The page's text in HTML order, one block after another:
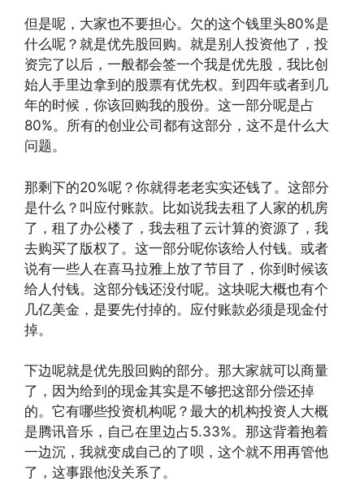
但是呢，大家也不要担心。欠的这个钱里头80%是
什么呢？就是优先股回购。就是别人投资他了，投
资完了以后，一般都会签一个我是优先股，我比创
始人手里边拿到的股票有优先权。到四年或者到几
年的时候，你该回购我的股份。这一部分呢是占
80%。所有的创业公司都有这部分，这不是什么大
问题。
那剩下的20%呢？你就得老老实实还钱了。这部分
是什么？叫应付账款。比如说我去租了人家的机房
了，租了办公楼了，我去租了云计算的资源了，我
去购买了版权了。这一部分呢你该给人付钱。或者
说有一些人在喜马拉雅上放了节目了，你到时候该
给人付钱。这部分钱还没付呢。这块呢大概也有个
几亿美金，是要先付掉的。应付账款必须是现金付
掉。
下边呢就是优先股回购的部分。那大家就可以商量
了，因为给到的现金其实是不够把这部分偿还掉
的。它有哪些投资机构呢？最大的机构投资人大概
是腾讯音乐，自己在里边占5.33%。那这背着抱着
一边沉，我就变成自己的了呗，这个就不用再管他
了，这事跟他没关系了。